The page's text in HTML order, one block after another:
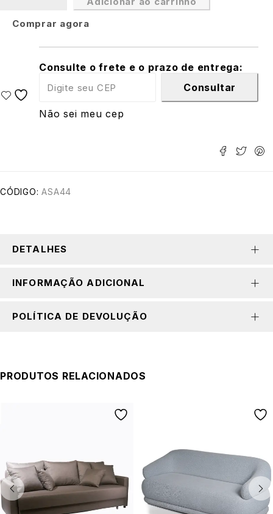
Comprar agora
Consulte o frete e o prazo de entrega:
Consultar
Não sei meu cep
CÓDIGO: ASA44
DETALHES
INFORMAÇÃO ADICIONAL
POLÍTICA DE DEVOLUÇÃO
PRODUTOS RELACIONADOS